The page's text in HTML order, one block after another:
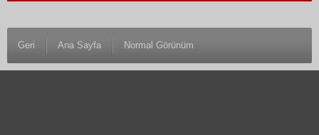
Geri Ana Sayfa Normal Görünüm